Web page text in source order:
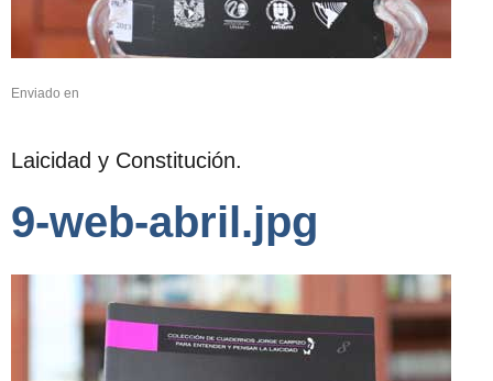
Enviado en
Laicidad y Constitución.
9-web-abril.jpg